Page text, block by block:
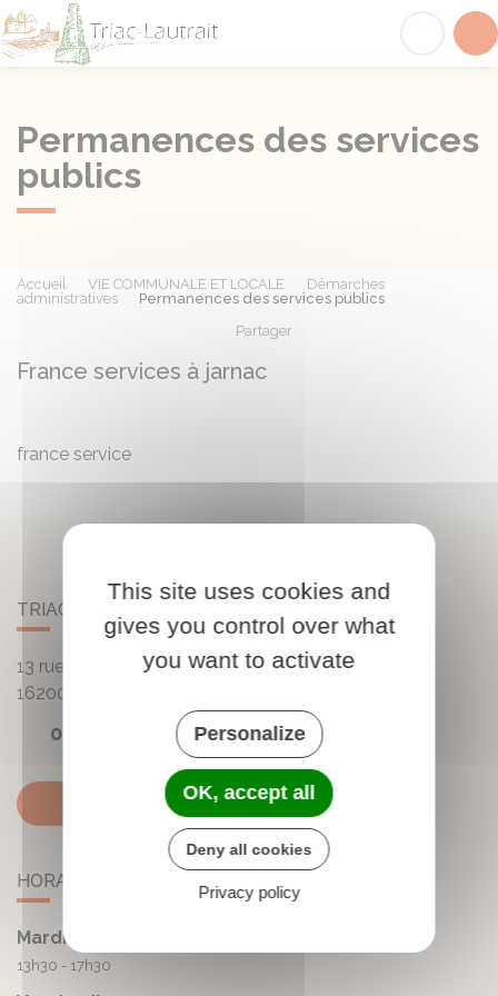
Permanences des services
publics
Accueil VIE COMMUNALE ET LOCALE
Démarches
administratives
Permanences des services publics
Partager
France services à jarnac
france service
TRIAC-LAUTRAIT
13 rue de la Mairie - Lautrait
16200
05 45 81 05 41
Contactez-nous
HORAIRES DE LA MAIRIE
Mardi :
13h30 - 17h30
This site uses cookies and
gives you control over what
you want to activate
Personalize
OK, accept all
Deny all cookies
Privacy policy